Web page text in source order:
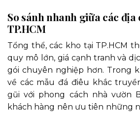
So sánh nhanh giữa các địa
TP.HCM
Tổng thể, các kho tại TP.HCM
quy mô lớn, giá cạnh tranh và
gói chuyên nghiệp hơn. Trong
về các mẫu đá điêu khắc
gũi với phong cách nhà vườn
khách hàng nên ưu tiên những